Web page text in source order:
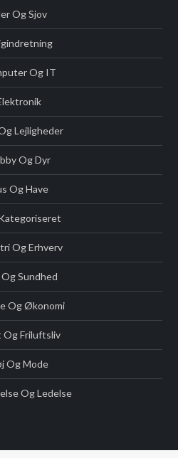
Og Sjov
Og IT
Lejligheder
Og Dyr
Og Have
Og Erhverv
Sundhed
Og Økonomi
Og Friluftsliv
Og Mode
Og Ledelse